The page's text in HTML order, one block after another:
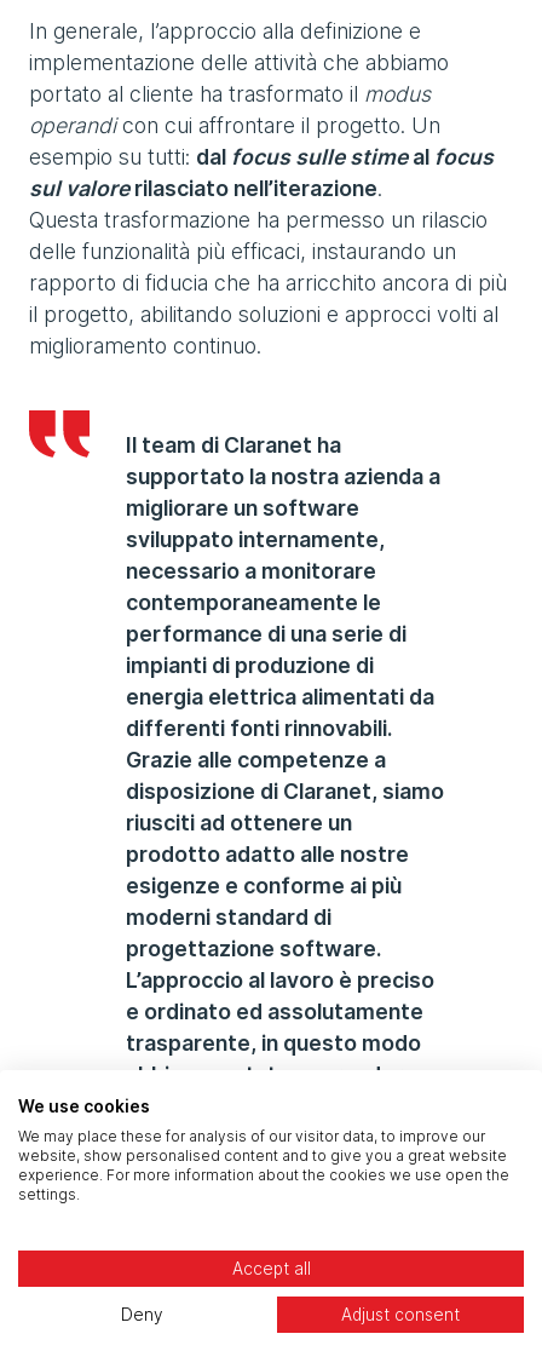
In generale, l’approccio alla definizione e
implementazione delle attività che abbiamo
portato al cliente ha trasformato il modus
operandicon cui affrontare il progetto. Un
esempio su tutti: dal focus sulle stimeal focus
sul valorerilasciato nell’iterazione.
Questa trasformazione ha permesso un rilascio
delle funzionalità più efficaci, instaurando un
rapporto di fiducia che ha arricchito ancora di più
il progetto, abilitando soluzioni e approcci volti al
miglioramento continuo.
Il team di Claranet ha
supportato la nostra azienda a
migliorare un software
sviluppato internamente,
necessario a monitorare
contemporaneamente le
performance di una serie di
impianti di produzione di
energia elettrica alimentati da
differenti fonti rinnovabili.
Grazie alle competenze a
disposizione di Claranet, siamo
riusciti ad ottenere un
prodotto adatto alle nostre
esigenze e conforme ai più
moderni standard di
progettazione software.
L’approccio al lavoro è preciso
e ordinato ed assolutamente
trasparente, in questo modo
abbiamo potuto apprendere
alcune tecniche che hanno
aumentato il livello di know-
how aziendale.
and Asset Management
We use cookies
We may place these for analysis of our visitor data, to improve our
website, show personalised content and to give you a great website
experience. For more information about the cookies we use open the
settings.
Accept all
Deny Adjust consent